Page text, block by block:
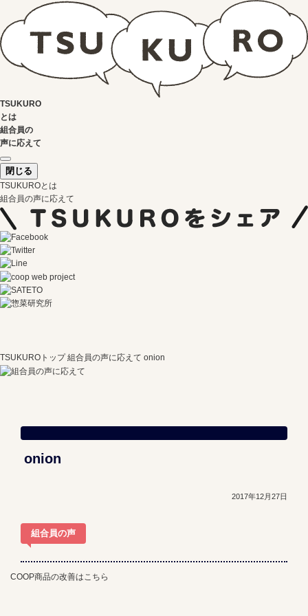
TSUKURO
とは
組合員の
声に応えて
閉じる
TSUKUROとは
組合員の声に応えて
TSUKUROトップ 組合員の声に応えて onion
onion
2017年12月27日
組合員の声
COOP商品の改善はこちら